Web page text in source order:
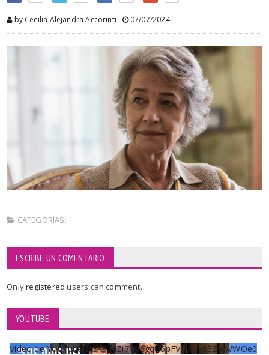
by Cecilia Alejandra Accorinti , 07/07/2024
CATEGORÍAS:
ESCRIBE UN COMENTARIO
Onlyregisteredusers can comment.
YOUTUBE
Vídeo de YouTube UCKqYjiZi7lzy6gqU6pFVFiA_A3EZ9JWWOe0